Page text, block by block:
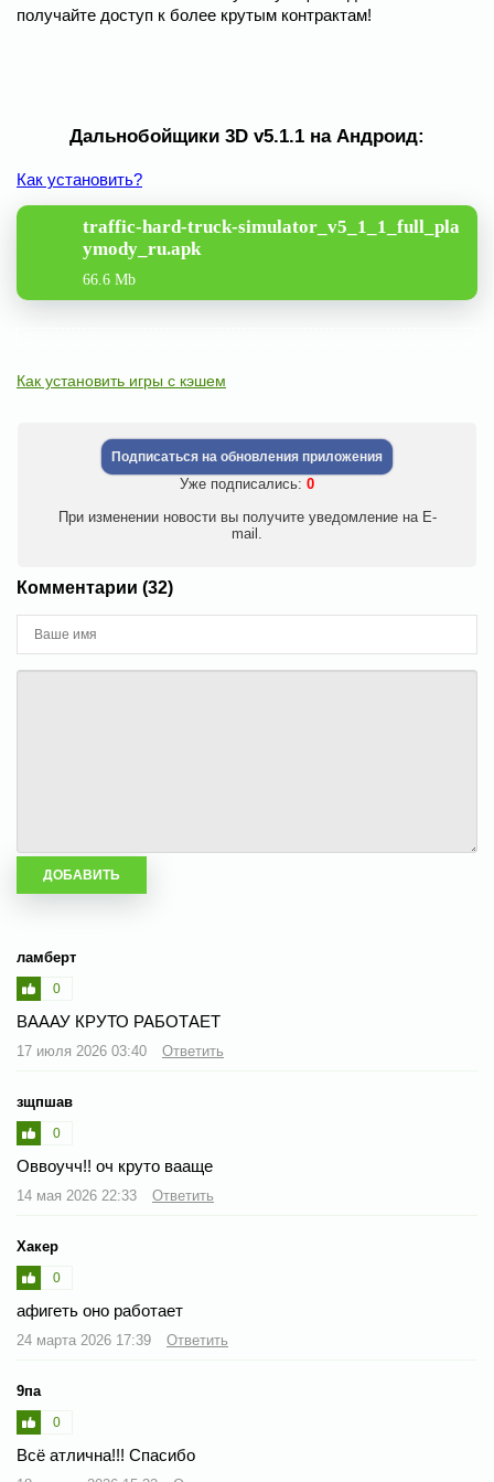
получайте доступ к более крутым контрактам!
Дальнобойщики 3D v5.1.1 на Андроид:
Как установить?
traffic-hard-truck-simulator_v5_1_1_full_pla
ymody_ru.apk
66.6 Mb
Как установить игры с кэшем
Подписаться на обновления приложения
Уже подписались: 0
При изменении новости вы получите уведомление на E-
mail.
Комментарии (32)
ламберт
0
ВАААУ КРУТО РАБОТАЕТ
17 июля 2026 03:40 Ответить
зщпшав
0
Оввоучч!! оч круто вааще
14 мая 2026 22:33 Ответить
Хакер
0
афигеть оно работает
24 марта 2026 17:39 Ответить
9па
0
Всё атлична!!! Спасибо